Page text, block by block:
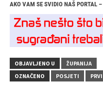
AKO VAM SE SVIDIO NAŠ PORTAL –
OBJAVLJENO U
ŽUPANIJA
OZNAČENO
POSJETI